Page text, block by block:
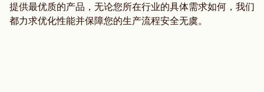
提供最优质的产品，无论您所在行业的具体需求如何，我们
都力求优化性能并保障您的生产流程安全无虞。